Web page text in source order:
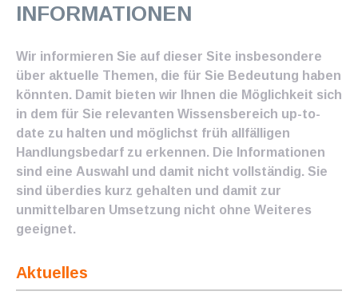
INFORMATIONEN
Wir informieren Sie auf dieser Site insbesondere
über aktuelle Themen, die für Sie Bedeutung haben
könnten. Damit bieten wir Ihnen die Möglichkeit sich
in dem für Sie relevanten Wissensbereich up-to-
date zu halten und möglichst früh allfälligen
Handlungsbedarf zu erkennen. Die Informationen
sind eine Auswahl und damit nicht vollständig. Sie
sind überdies kurz gehalten und damit zur
unmittelbaren Umsetzung nicht ohne Weiteres
geeignet.
Aktuelles